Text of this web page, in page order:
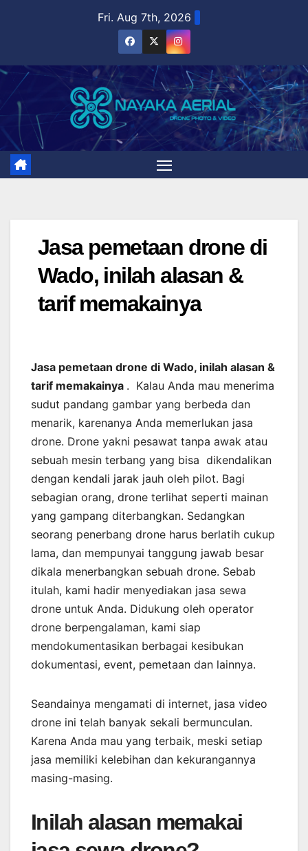
Fri. Aug 7th, 2026
Jasa pemetaan drone di
Wado, inilah alasan &
tarif memakainya
Jasa pemetaan drone di Wado, inilah alasan &
tarif memakainya . Kalau Anda mau menerima
sudut pandang gambar yang berbeda dan
menarik, karenanya Anda memerlukan jasa
drone. Drone yakni pesawat tanpa awak atau
sebuah mesin terbang yang bisa dikendalikan
dengan kendali jarak jauh oleh pilot. Bagi
sebagian orang, drone terlihat seperti mainan
yang gampang diterbangkan. Sedangkan
seorang penerbang drone harus berlatih cukup
lama, dan mempunyai tanggung jawab besar
dikala menerbangkan sebuah drone. Sebab
itulah, kami hadir menyediakan jasa sewa
drone untuk Anda. Didukung oleh operator
drone berpengalaman, kami siap
mendokumentasikan berbagai kesibukan
dokumentasi, event, pemetaan dan lainnya.
Seandainya mengamati di internet, jasa video
drone ini telah banyak sekali bermunculan.
Karena Anda mau yang terbaik, meski setiap
jasa memiliki kelebihan dan kekurangannya
masing-masing.
Inilah alasan memakai